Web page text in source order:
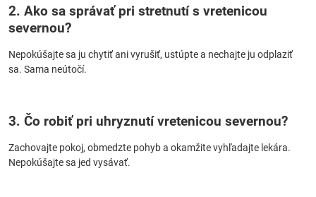
2. Ako sa správať pri stretnutí s vretenicou
severnou?
Nepokúšajte sa ju chytiť ani vyrušiť, ustúpte a nechajte ju odplaziť
sa. Sama neútočí.
3. Čo robiť pri uhryznutí vretenicou severnou?
Zachovajte pokoj, obmedzte pohyb a okamžite vyhľadajte lekára.
Nepokúšajte sa jed vysávať.